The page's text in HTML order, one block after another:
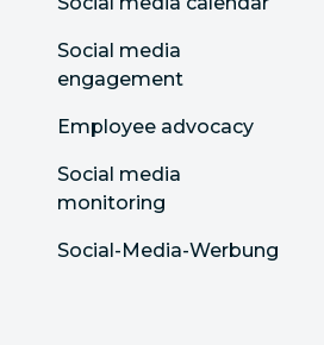
Social media
engagement
Employee advocacy
Social media
monitoring
Social-Media-Werbung